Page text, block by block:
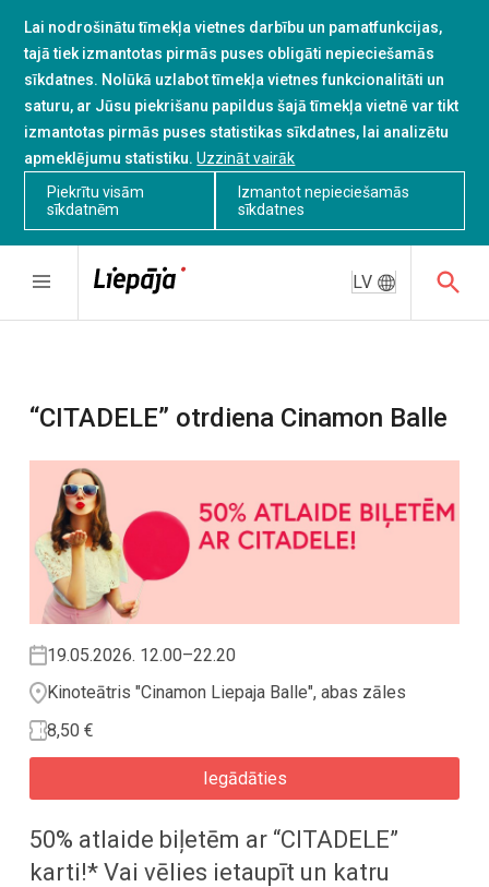
Lai nodrošinātu tīmekļa vietnes darbību un pamatfunkcijas,
tajā tiek izmantotas pirmās puses obligāti nepieciešamās
sīkdatnes. Nolūkā uzlabot tīmekļa vietnes funkcionalitāti un
saturu, ar Jūsu piekrišanu papildus šajā tīmekļa vietnē var tikt
izmantotas pirmās puses statistikas sīkdatnes, lai analizētu
apmeklējumu statistiku. Uzzināt vairāk
Piekrītu visām
sīkdatnēm
Izmantot nepieciešamās
sīkdatnes
LV
“CITADELE” otrdiena Cinamon Balle
19.05.2026. 12.00–22.20
Kinoteātris "Cinamon Liepaja Balle", abas zāles
8,50 €
Iegādāties
50% atlaide biļetēm ar “CITADELE”
karti!* Vai vēlies ietaupīt un katru